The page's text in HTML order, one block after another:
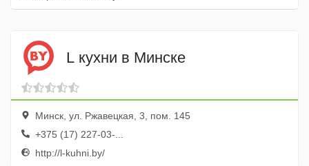
L кухни в Минске
Минск, ул. Ржавецкая, 3, пом. 145
+375 (17) 227-03-...
http://l-kuhni.by/